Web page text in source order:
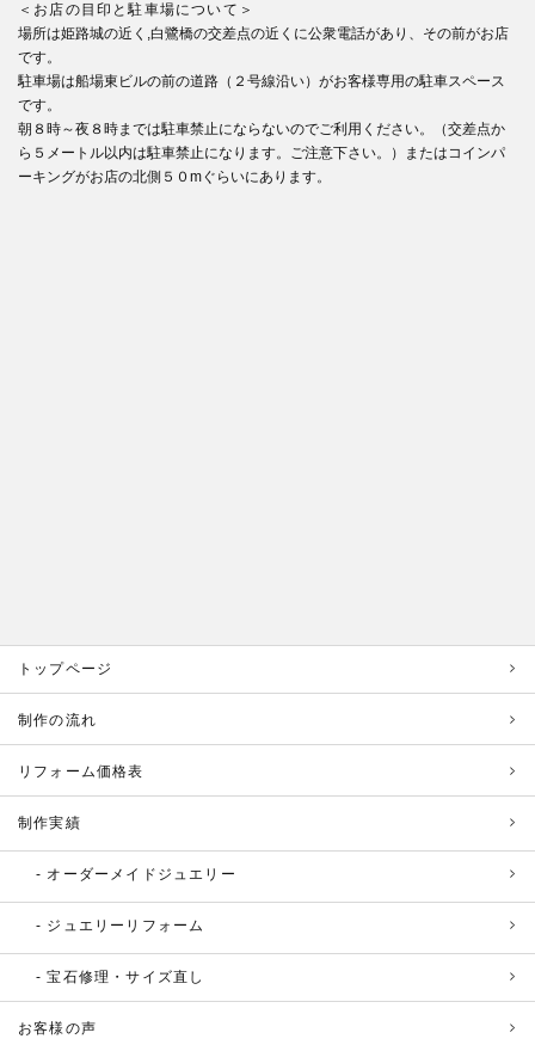
＜お店の目印と駐車場について＞
場所は姫路城の近く,白鷺橋の交差点の近くに公衆電話があり、その前がお店
です。
駐車場は船場東ビルの前の道路（２号線沿い）がお客様専用の駐車スペース
です。
朝８時～夜８時までは駐車禁止にならないのでご利用ください。（交差点か
ら５メートル以内は駐車禁止になります。ご注意下さい。）またはコインパ
ーキングがお店の北側５０mぐらいにあります。
トップページ
制作の流れ
リフォーム価格表
制作実績
オーダーメイドジュエリー
ジュエリーリフォーム
宝石修理・サイズ直し
お客様の声